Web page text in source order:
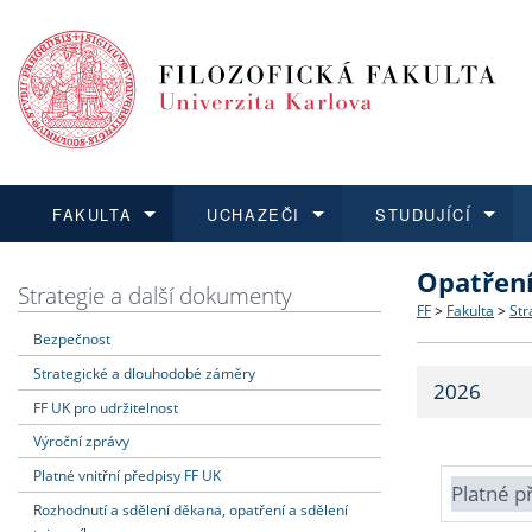
FAKULTA
Dozvědět se více
Struktura
Strategie
Fakultní
UCHAZEČI
Podat přihlášku
Co
Učitelské
STUDUJÍCÍ
Dozvědět se více
Dozvědět se více
O vědě a
Dozvědět se více
Aktuální
Strategie a další dokumenty
Bezpečnost
Strategické a dlouhodobé záměry
FF UK pro udržitelnost
Výroční zprávy
Platné vnitřní předpisy FF UK
Rozhodnutí a sdělení děkana, opatření a sdělení
FF > Fakulta >
2026
Platné